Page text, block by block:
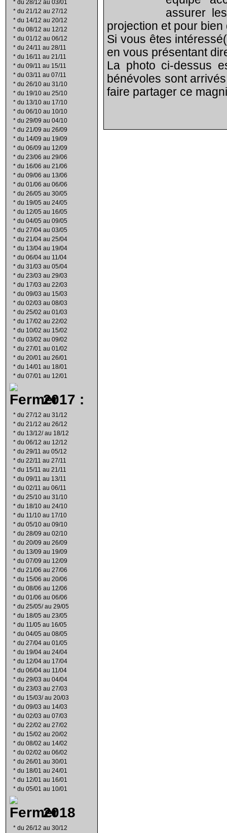
* du 28/12 au 03/01
* du 21/12 au 27/12
* du 14/12 au 20/12
* du 08/12 au 12/12
* du 01/12 au 06/12
* du 24/11 au 28/11
* du 16/11 au 21/11
* du 09/11 au 15/11
* du 03/11 au 07/11
* du 26/10 au 31/10
* du 19/10 au 25/10
* du 13/10 au 17/10
* du 06/10 au 10/10
* du 29/09 au 04/10
* du 21/09 au 26/09
* du 14/09 au 19/09
* du 06/09 au 12/09
* du 23/06 au 29/06
* du 16/06 au 21/06
* du 09/06 au 13/06
* du 01/06 au 06/06
* du 26/05 au 30/05
* du 19/05 au 24/05
* du 12/05 au 16/05
* du 04/05 au 09/05
* du 27/04 au 03/05
* du 21/04 au 25/04
* du 13/04 au 19/04
* du 06/04 au 11/04
* du 31/03 au 05/04
* du 23/03 au 29/03
* du 17/03 au 22/03
* du 09/03 au 15/03
* du 02/03 au 08/03
* du 25/02 au 01/03
* du 17/02 au 22/02
* du 10/02 au 15/02
* du 03/02 au 09/02
* du 27/01 au 01/02
* du 20/01 au 26/01
* du 14/01 au 18/01
* du 07/01 au 12/01
2017 :
* du 27/12 au 31/12
* du 21/12 au 26/12
* du 13/12/ au 18/12
* du 06/12 au 12/12
* du 29/11 au 05/12
* du 22/11 au 27/11
* du 15/11 au 21/11
* du 09/11 au 13/11
* du 02/11 au 06/11
* du 25/10 au 31/10
* du 18/10 au 24/10
* du 11/10 au 17/10
* du 05/10 au 09/10
* du 28/09 au 02/10
* du 20/09 au 26/09
* du 13/09 au 19/09
* du 07/09 au 12/09
* du 21/06 au 27/06
* du 15/06 au 20/06
* du 08/06 au 12/06
* du 01/06 au 06/06
* du 25/05/ au 29/05
* du 18/05 au 23/05
* du 11/05 au 16/05
* du 04/05 au 08/05
* du 27/04 au 01/05
* du 19/04 au 24/04
* du 12/04 au 17/04
* du 06/04 au 11/04
* du 29/03 au 04/04
* du 23/03 au 27/03
* du 15/03/ au 20/03
* du 09/03 au 14/03
* du 02/03 au 07/03
* du 22/02 au 27/02
* du 15/02 au 20/02
* du 08/02 au 14/02
* du 02/02 au 06/02
* du 26/01 au 30/01
* du 18/01 au 24/01
* du 12/01 au 16/01
* du 05/01 au 10/01
2018
* du 26/12 au 30/12
assurer
projection et pour bien
Si vous êtes
en vous présentant
La photo ci-dessus
bénévoles sont
faire partager ce